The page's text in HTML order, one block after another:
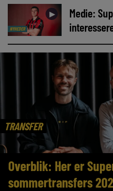
NYHEDER
►
Medie:
TRANSFER
Overblik: Her er
sommertransfers